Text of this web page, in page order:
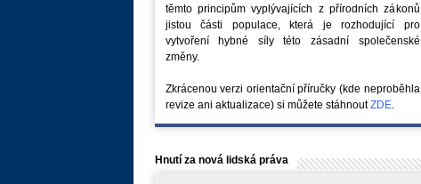
těmto principům vyplývajících z přírodních zákonů
jistou části populace, která je rozhodující pro
vytvoření hybné síly této zásadní společenské
změny.
Zkrácenou verzi orientační příručky (kde neproběhla
revize ani aktualizace) si můžete stáhnoutZDE.
Hnutí za nová lidská práva